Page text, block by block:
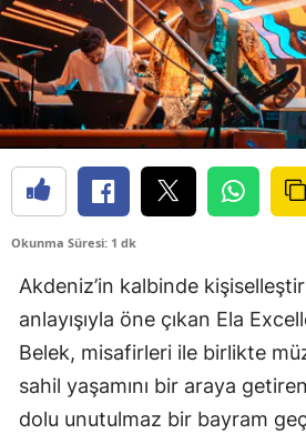
Okunma Süresi: 1 dk
Akdeniz’in kalbinde
anlayışıyla öne çıkan Ela
Belek, misafirleri ile birlikte
sahil yaşamını bir araya
dolu unutulmaz bir bayram